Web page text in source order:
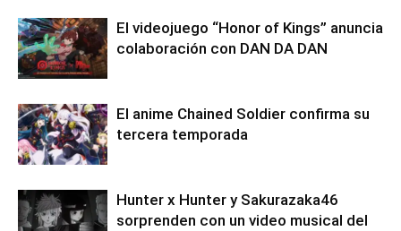
El videojuego “Honor of Kings” anuncia
colaboración con DAN DA DAN
El anime Chained Soldier confirma su
tercera temporada
Hunter x Hunter y Sakurazaka46
sorprenden con un video musical del